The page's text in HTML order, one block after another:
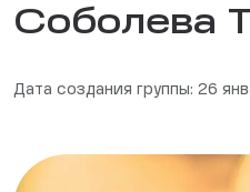
Соболева
Дата создания группы: 26